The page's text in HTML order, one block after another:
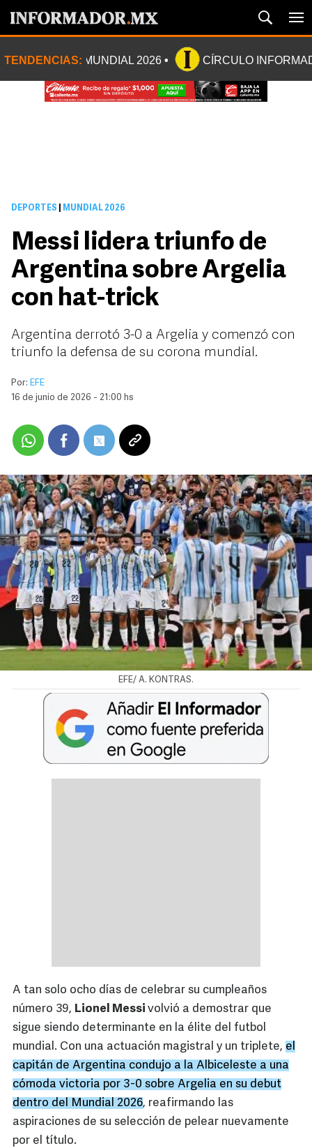
TENDENCIAS: MUNDIAL 2026 CÍRCULO
DEPORTES MUNDIAL 2026
Messi lidera triunfo de
Argentina sobre Argelia
con hat-trick
Argentina derrotó 3-0 a Argelia y comenzó con
triunfo la defensa de su corona mundial.
Por: EFE
16 de junio de 2026 - 21:00 hs
EFE/ A. KONTRAS.
A tan solo ocho días de celebrar su cumpleaños
número 39, Lionel Messi volvió a demostrar que
sigue siendo determinante en la élite del futbol
mundial. Con una actuación magistral y un triplete, el
capitán de Argentina condujo a la Albiceleste a una
cómoda victoria por 3-0 sobre Argelia en su debut
dentro del Mundial 2026, reafirmando las
aspiraciones de su selección de pelear nuevamente
por el título.